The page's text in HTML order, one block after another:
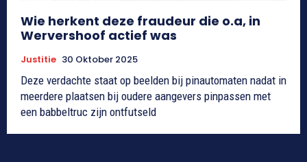
Wie herkent deze fraudeur die o.a, in
Wervershoof actief was
Justitie 30 Oktober 2025
Deze verdachte staat op beelden bij pinautomaten nadat in
meerdere plaatsen bij oudere aangevers pinpassen met
een babbeltruc zijn ontfutseld